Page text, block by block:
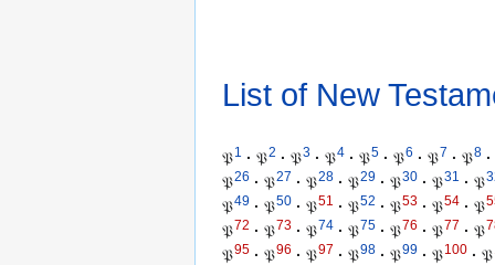
List of New
𝔓1 · 𝔓2 · 𝔓3 · 𝔓4 · 𝔓5 · 𝔓6 · 𝔓7 · 𝔓8 ·
𝔓26 · 𝔓27 · 𝔓28 · 𝔓29 · 𝔓30 · 𝔓31 · 𝔓
𝔓49 · 𝔓50 · 𝔓51 · 𝔓52 · 𝔓53 · 𝔓54 · 𝔓
𝔓72 · 𝔓73 · 𝔓74 · 𝔓75 · 𝔓76 · 𝔓77 · 𝔓
𝔓95 · 𝔓96 · 𝔓97 · 𝔓98 · 𝔓99 · 𝔓100 · 𝔓